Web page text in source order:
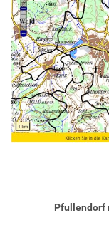
Pfullendorf